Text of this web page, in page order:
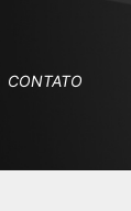
CONTATO